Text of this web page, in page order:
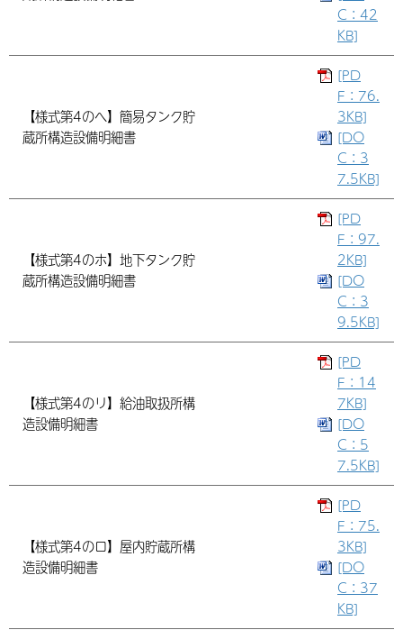
C：42
KB]
【様式第4のへ】簡易タンク貯
蔵所構造設備明細書
[PD
F：76.
3KB]
[DO
C：3
7.5KB]
【様式第4のホ】地下タンク貯
蔵所構造設備明細書
[PD
F：97.
2KB]
[DO
C：3
9.5KB]
【様式第4のリ】給油取扱所構
造設備明細書
[PD
F：14
7KB]
[DO
C：5
7.5KB]
【様式第4のロ】屋内貯蔵所構
造設備明細書
[PD
F：75.
3KB]
[DO
C：37
KB]